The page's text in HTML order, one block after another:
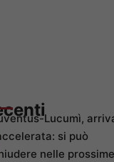
Lucumì,
si può
nelle prossime